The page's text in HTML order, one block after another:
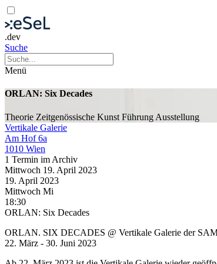
.dev
Suche
Menü
ORLAN: Six Decades
Theorie Zeitgenössische Kunst Führung Ausstellung
Vertikale Galerie
Am Hof 6a
1010 Wien
1 Termin im Archiv
Mittwoch 19. April 2023
19. April 2023
Mittwoch Mi
18:30
ORLAN: Six Decades
ORLAN. SIX DECADES @ Vertikale Galerie der
22. März - 30. Juni 2023